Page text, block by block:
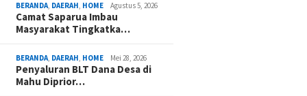
BERANDA, DAERAH, HOME Agustus 5, 2026
Camat Saparua Imbau
Masyarakat Tingkatka…
BERANDA, DAERAH, HOME Mei 28, 2026
Penyaluran BLT Dana Desa di
Mahu Diprior…